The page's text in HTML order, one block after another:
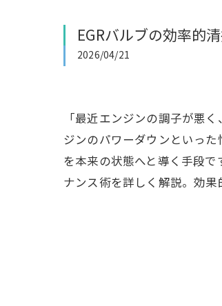
EGRバルブの効率的
2026/04/21
「最近エンジンの調子が悪
ジンのパワーダウンといっ
を本来の状態へと導く手段
ナンス術を詳しく解説。効